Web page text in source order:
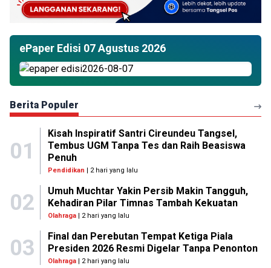
ePaper Edisi 07 Agustus 2026
Berita Populer
01
Kisah Inspiratif Santri Cireundeu Tangsel,
Tembus UGM Tanpa Tes dan Raih Beasiswa
Penuh
Pendidikan | 2 hari yang lalu
02
Umuh Muchtar Yakin Persib Makin Tangguh,
Kehadiran Pilar Timnas Tambah Kekuatan
Olahraga| 2 hari yang lalu
03
Final dan Perebutan Tempat Ketiga Piala
Presiden 2026 Resmi Digelar Tanpa Penonton
Olahraga| 2 hari yang lalu